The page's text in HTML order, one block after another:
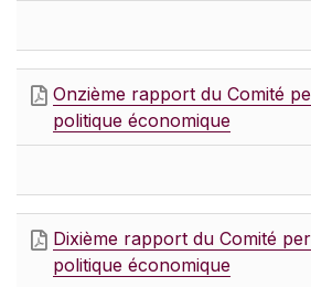
Onzième rapport du Comité
politique économique
Dixième rapport du Comité
politique économique